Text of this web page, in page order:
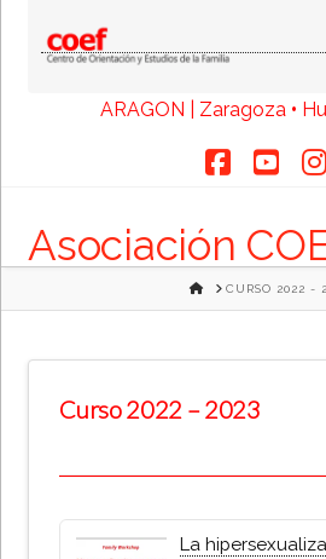
ARAGON | Zaragoza •
Asociación
HOMECURSO 2022 -
Curso 2022 – 2023
La